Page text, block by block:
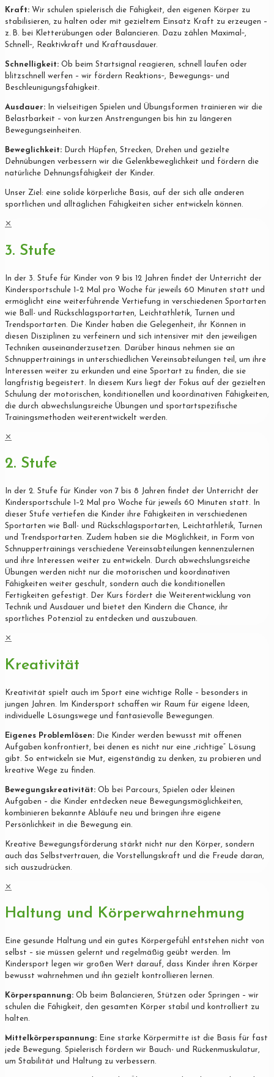
Kraft: Wir schulen spielerisch die Fähigkeit, den eigenen Körper zu
stabilisieren, zu halten oder mit gezieltem Einsatz Kraft zu erzeugen –
z. B. bei Kletterübungen oder Balancieren. Dazu zählen Maximal‐,
Schnell‐, Reaktivkraft und Kraftausdauer.
Schnelligkeit: Ob beim Startsignal reagieren, schnell laufen oder
blitzschnell werfen – wir fördern Reaktions‐, Bewegungs‐ und
Beschleunigungsfähigkeit.
Ausdauer: In vielseitigen Spielen und Übungsformen trainieren wir die
Belastbarkeit – von kurzen Anstrengungen bis hin zu längeren
Bewegungseinheiten.
Beweglichkeit: Durch Hüpfen, Strecken, Drehen und gezielte
Dehnübungen verbessern wir die Gelenkbeweglichkeit und fördern die
natürliche Dehnungsfähigkeit der Kinder.
Unser Ziel: eine solide körperliche Basis, auf der sich alle anderen
sportlichen und alltäglichen Fähigkeiten sicher entwickeln können.
✕
3. Stufe
In der 3. Stufe für Kinder von 9 bis 12 Jahren findet der Unterricht der
Kindersportschule 1–2 Mal pro Woche für jeweils 60 Minuten statt und
ermöglicht eine weiterführende Vertiefung in verschiedenen Sportarten
wie Ball- und Rückschlagsportarten, Leichtathletik, Turnen und
Trendsportarten. Die Kinder haben die Gelegenheit, ihr Können in
diesen Disziplinen zu verfeinern und sich intensiver mit den jeweiligen
Techniken auseinanderzusetzen. Darüber hinaus nehmen sie an
Schnuppertrainings in unterschiedlichen Vereinsabteilungen teil, um ihre
Interessen weiter zu erkunden und eine Sportart zu finden, die sie
langfristig begeistert. In diesem Kurs liegt der Fokus auf der gezielten
Schulung der motorischen, konditionellen und koordinativen Fähigkeiten,
die durch abwechslungsreiche Übungen und sportartspezifische
Trainingsmethoden weiterentwickelt werden.
✕
2. Stufe
In der 2. Stufe für Kinder von 7 bis 8 Jahren findet der Unterricht der
Kindersportschule 1–2 Mal pro Woche für jeweils 60 Minuten statt. In
dieser Stufe vertiefen die Kinder ihre Fähigkeiten in verschiedenen
Sportarten wie Ball- und Rückschlagsportarten, Leichtathletik, Turnen
und Trendsportarten. Zudem haben sie die Möglichkeit, in Form von
Schnuppertrainings verschiedene Vereinsabteilungen kennenzulernen
und ihre Interessen weiter zu entwickeln. Durch abwechslungsreiche
Übungen werden nicht nur die motorischen und koordinativen
Fähigkeiten weiter geschult, sondern auch die konditionellen
Fertigkeiten gefestigt. Der Kurs fördert die Weiterentwicklung von
Technik und Ausdauer und bietet den Kindern die Chance, ihr
sportliches Potenzial zu entdecken und auszubauen.
✕
Kreativität
Kreativität spielt auch im Sport eine wichtige Rolle – besonders in
jungen Jahren. Im Kindersport schaffen wir Raum für eigene Ideen,
individuelle Lösungswege und fantasievolle Bewegungen.
Eigenes Problemlösen: Die Kinder werden bewusst mit offenen
Aufgaben konfrontiert, bei denen es nicht nur eine „richtige“ Lösung
gibt. So entwickeln sie Mut, eigenständig zu denken, zu probieren und
kreative Wege zu finden.
Bewegungskreativität: Ob bei Parcours, Spielen oder kleinen
Aufgaben – die Kinder entdecken neue Bewegungsmöglichkeiten,
kombinieren bekannte Abläufe neu und bringen ihre eigene
Persönlichkeit in die Bewegung ein.
Kreative Bewegungsförderung stärkt nicht nur den Körper, sondern
auch das Selbstvertrauen, die Vorstellungskraft und die Freude daran,
sich auszudrücken.
✕
Haltung und Körperwahrnehmung
Eine gesunde Haltung und ein gutes Körpergefühl entstehen nicht von
selbst – sie müssen gelernt und regelmäßig geübt werden. Im
Kindersport legen wir großen Wert darauf, dass Kinder ihren Körper
bewusst wahrnehmen und ihn gezielt kontrollieren lernen.
Körperspannung: Ob beim Balancieren, Stützen oder Springen – wir
schulen die Fähigkeit, den gesamten Körper stabil und kontrolliert zu
halten.
Mittelkörperspannung: Eine starke Körpermitte ist die Basis für fast
jede Bewegung. Spielerisch fördern wir Bauch- und Rückenmuskulatur,
um Stabilität und Haltung zu verbessern.